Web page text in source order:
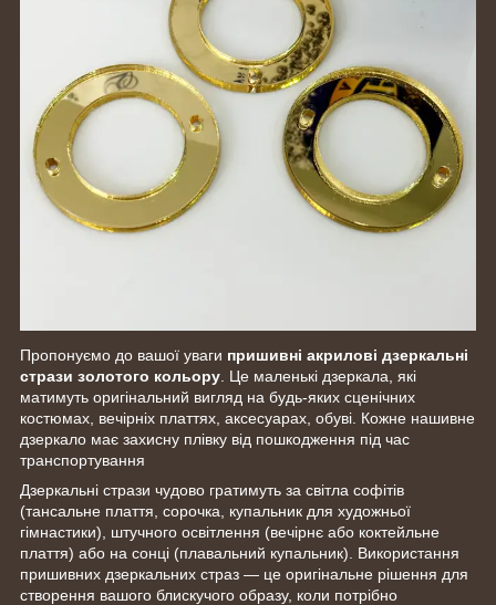
Пропонуємо до вашої уваги пришивні акрилові дзеркальні
стрази золотого кольору . Це маленькі дзеркала, які
матимуть оригінальний вигляд на будь-яких сценічних
костюмах, вечірніх платтях, аксесуарах, обуві. Кожне нашивне
дзеркало має захисну плівку від пошкодження під час
транспортування
Дзеркальні стрази чудово гратимуть за світла софітів
(тансальне плаття, сорочка, купальник для художньої
гімнастики), штучного освітлення (вечірнє або коктейльне
плаття) або на сонці (плавальний купальник). Використання
пришивних дзеркальних страз — це оригінальне рішення для
створення вашого блискучого образу, коли потрібно